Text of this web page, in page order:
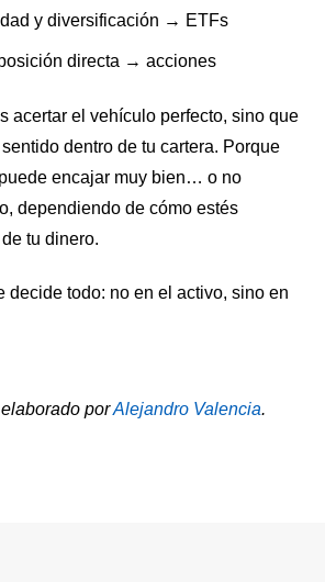
y diversificación → ETFs
directa → acciones
acertar el vehículo perfecto, sino que
dentro de tu cartera. Porque
encajar muy bien… o no
dependiendo de cómo estés
tu dinero.
decide todo: no en el activo, sino en
porAlejandro Valencia.